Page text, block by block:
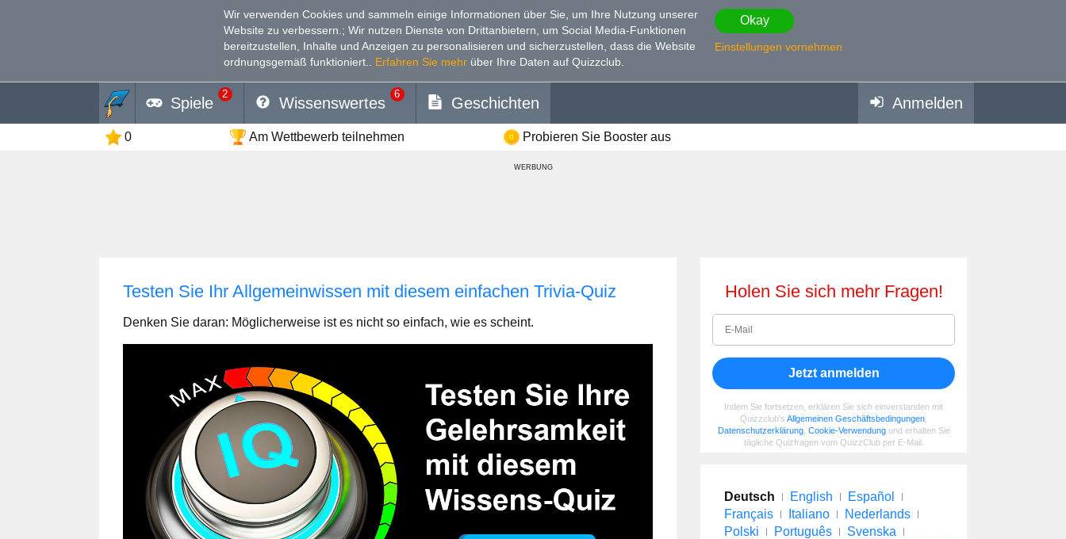
Wir verwenden Cookies und sammeln einige Informationen über Sie, um Ihre Nutzung unserer
Website zu verbessern. ; Wir nutzen Dienste von Drittanbietern, um Social Media-Funktionen
bereitzustellen, Inhalte und Anzeigen zu personalisieren und sicherzustellen, dass die Website
ordnungsgemäß funktioniert.
Erfahren Sie mehr über Ihre Daten auf Quizzclub.
Okay
Einstellungen vornehmen
Spiele
2
Wissenswertes
6
Geschichten Anmelden
0 Am Wettbewerb teilnehmen Probieren Sie Booster aus
WERBUNG
Testen Sie Ihr Allgemeinwissen mit diesem einfachen Trivia-Quiz
Denken Sie daran: Möglicherweise ist es nicht so einfach, wie es scheint.
Holen Sie sich mehr Fragen!
Jetzt anmelden
Indem Sie fortsetzen, erklären Sie sich einverstanden mit
Quizzclub's Allgemeinen Geschäftsbedingungen
Datenschutzerklärung, Cookie-Verwendungund erhalten Sie
tägliche Quizfragen vom QuizzClub per E-Mail.
Deutsch English
Español
Français
Italiano
Nederlands
Polski
Português
Svenska